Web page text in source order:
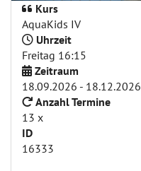
Kurs
AquaKids IV
Uhrzeit
Freitag 16:15
Zeitraum
18.09.2026 - 18.12.2026
Anzahl Termine
13 x
ID
16333